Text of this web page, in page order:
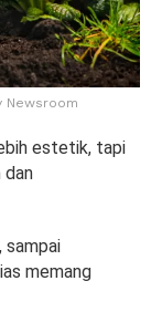
Newsroom
estetik, tapi
dan
sampai
memang